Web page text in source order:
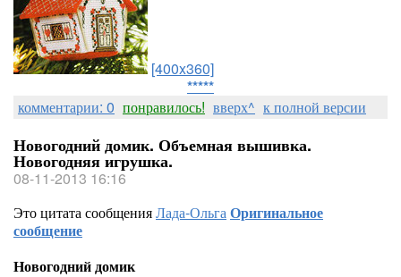
[400x360]
*****
комментарии: 0 понравилось! вверх^ к полной версии
Новогодний домик. Объемная вышивка.
Новогодняя игрушка.
08-11-2013 16:16
Это цитата сообщенияЛада-ОльгаОригинальное
сообщение
Новогодний домик